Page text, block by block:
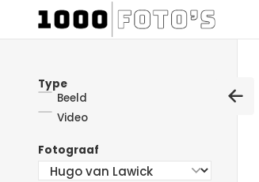
Type
Beeld
Video
Fotograaf